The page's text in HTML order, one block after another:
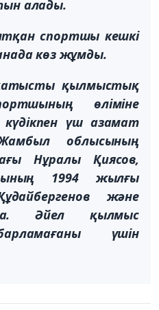
алады.
спортшы кешкі
көз жұмды.
қылмыстық
өліміне
үш азамат
облысының
Нұралы Қиясов,
1994 жылғы
және
Әйел қылмыс
үшін